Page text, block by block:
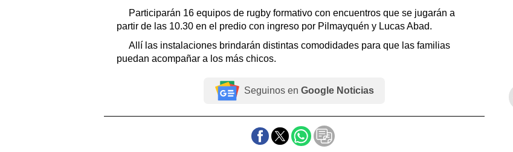
Participarán 16 equipos de rugby formativo con encuentros que se jugarán a
partir de las 10.30 en el predio con ingreso por Pilmayquén y Lucas Abad.
Allí las instalaciones brindarán distintas comodidades para que las familias
puedan acompañar a los más chicos.
Seguinos en Google Noticias